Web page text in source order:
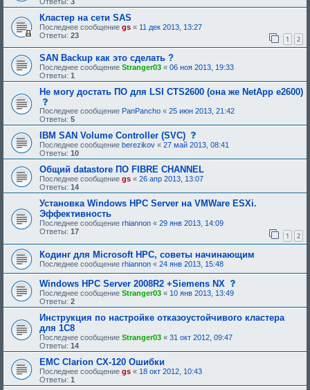
щ
е
о
о
б
р
е
н
и
я
б
е
т
е
б
ю
щ
е
д
я
Кластер на сети SAS
Последнее сообщение gs « 11 дек 2013, 13:27
Ответы: 23 1 2
SAN Backup как это сделать ?
Последнее сообщение Stranger03 « 06 ноя 2013, 19:33
Ответы: 1
Не могу достать ПО для LSI CTS2600 (она же NetApp e2600)
о
о
б
щ
е
н
и
е
,
т
р
е
б
у
ю
щ
е
о
д
о
б
р
е
н
и
я
:
Последнее сообщение PanPancho « 25 июн 2013, 21:42
Ответы: 5
IBM SAN Volume Controller (SVC)
о
б
щ
е
н
и
е
,
р
б
ю
щ
е
е
о
о
б
е
н
и
:
Последнее сообщение berezikov « 27 май 2013, 08:41
Ответы: 10
Общий datastore ПО FIBRE CHANNEL
Последнее сообщение gs « 26 апр 2013, 13:07
Ответы: 14
Установка Windows HPC Server на VMWare ESXi.
Эффективность
Последнее сообщение rhiannon « 29 янв 2013, 14:09
Ответы: 17 1 2
Кодинг для Microsoft HPC, советы начинающим
Последнее сообщение rhiannon « 24 янв 2013, 15:48
Windows HPC Server 2008R2 +Siemens NX
б
щ
е
Последнее сообщение Stranger03 « 10 янв 2013, 13:49
Ответы: 2
Инструкция по настройке отказоустойчивого кластера
для 1С8
Последнее сообщение Stranger03 « 31 окт 2012, 09:47
Ответы: 14
EMC Clarion CX-120 Ошибки
Последнее сообщение gs « 18 окт 2012, 10:43
Ответы: 1